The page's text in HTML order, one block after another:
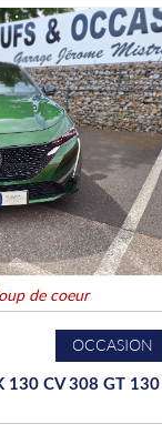
de coeur
OCCASION
130 CV 308 GT 130